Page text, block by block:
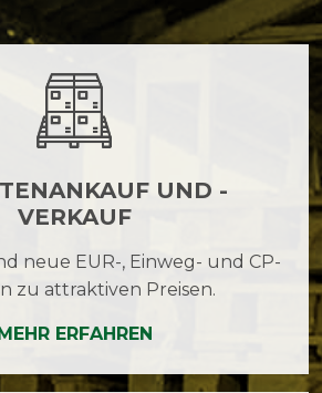
UND -
VERKAUF
neue EUR-, Einweg- und CP-
zu attraktiven Preisen.
ERFAHREN